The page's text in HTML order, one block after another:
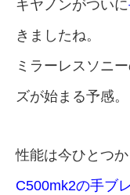
キヤノンがついに
きましたね。
ミラーレスソニ
ズが始まる予感。
性能は今ひとつか
C500mk2の手ブ